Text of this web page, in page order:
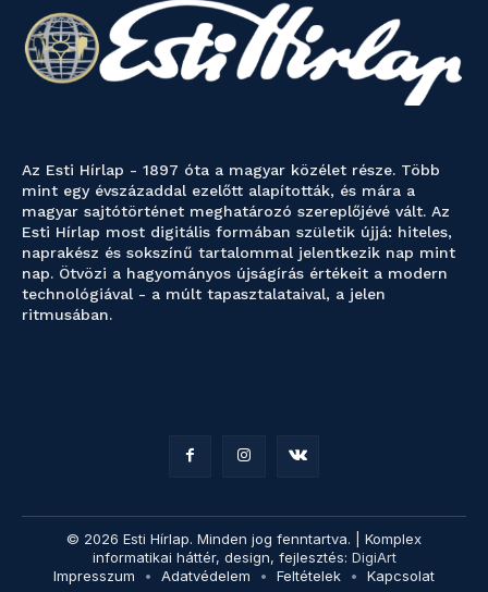
Az Esti Hírlap - 1897 óta a magyar közélet része. Több
mint egy évszázaddal ezelőtt alapították, és mára a
magyar sajtótörténet meghatározó szereplőjévé vált. Az
Esti Hírlap most digitális formában születik újjá: hiteles,
naprakész és sokszínű tartalommal jelentkezik nap mint
nap. Ötvözi a hagyományos újságírás értékeit a modern
technológiával - a múlt tapasztalataival, a jelen
ritmusában.
© 2026 Esti Hírlap. Minden jog fenntartva. | Komplex
informatikai háttér, design, fejlesztés: DigiArt
Impresszum
Adatvédelem Feltételek Kapcsolat